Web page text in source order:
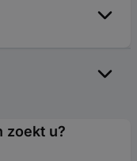
zoekt u?